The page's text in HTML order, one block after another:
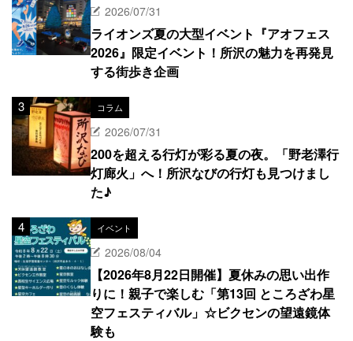
2026/07/31
ライオンズ夏の大型イベント『アオフェス
2026』限定イベント！所沢の魅力を再発見
する街歩き企画
コラム
2026/07/31
200を超える行灯が彩る夏の夜。「野老澤行
灯廊火」へ！所沢なびの行灯も見つけまし
た♪
イベント
2026/08/04
【2026年8月22日開催】夏休みの思い出作
りに！親子で楽しむ「第13回 ところざわ星
空フェスティバル」☆ビクセンの望遠鏡体
験も